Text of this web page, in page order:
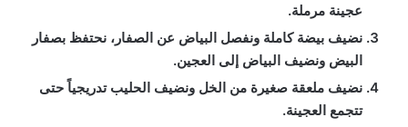
عجينة مرملة.
نضيف بيضة كاملة ونفصل البياض عن الصفار، نحتفظ بصفار
البيض ونضيف البياض إلى العجين.
نضيف ملعقة صغيرة من الخل ونضيف الحليب تدريجياً حتى
تتجمع العجينة.